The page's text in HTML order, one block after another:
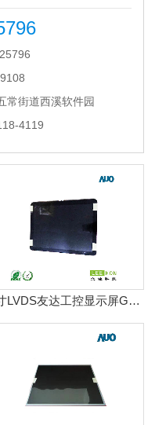
常街道西溪软件园
4119
17寸LVDS友达工控显示屏G170ETT01.0